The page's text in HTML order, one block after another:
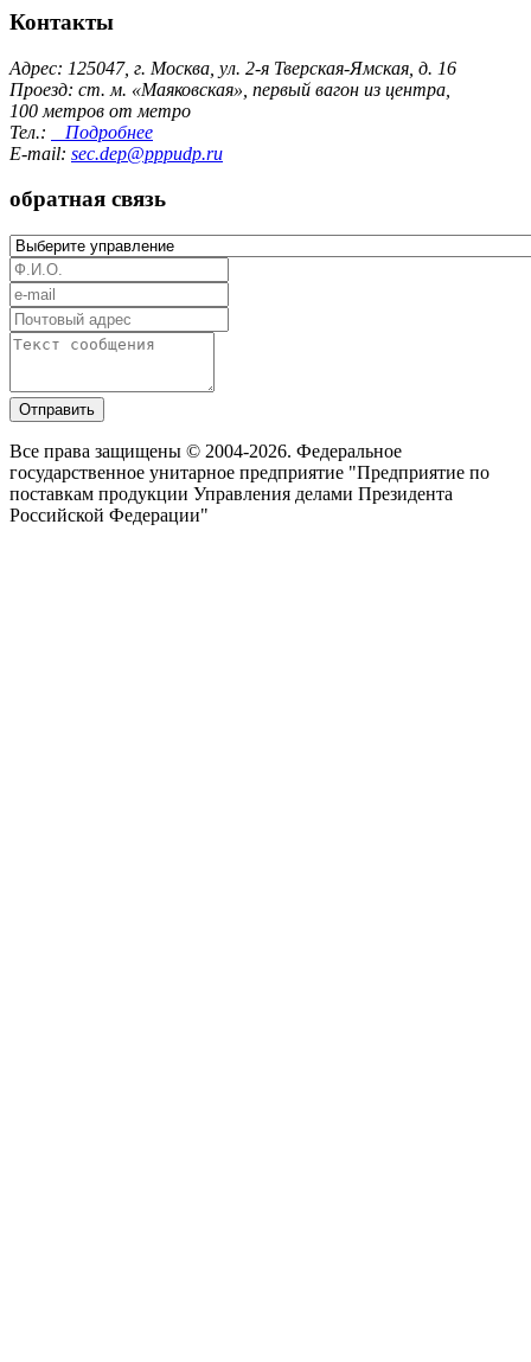
Контакты
Адрес: 125047, г. Москва, ул. 2-я Тверская-Ямская, д. 16
Проезд: ст. м. «Маяковская», первый вагон из центра,
100 метров от метро
Тел.:
Подробнее
E-mail: sec.dep@pppudp.ru
обратная связь
Отправить
Все права защищены © 2004-2026. Федеральное
государственное унитарное предприятие "Предприятие по
поставкам продукции Управления делами Президента
Российской Федерации"